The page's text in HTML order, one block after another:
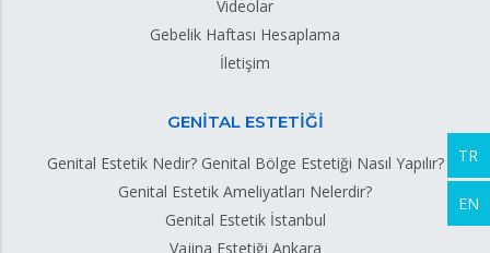
Videolar
Gebelik Haftası Hesaplama
İletişim
GENİTAL ESTETİĞİ
Genital Estetik Nedir? Genital Bölge Estetiği Nasıl Yapılır?
Genital Estetik Ameliyatları Nelerdir?
Genital Estetik İstanbul
Vajina Estetiği Ankara
TR
EN